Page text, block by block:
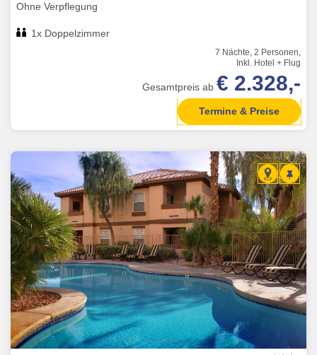
Ohne Verpflegung
1x Doppelzimmer
7 Nächte, 2 Personen,
Inkl. Hotel + Flug
Gesamtpreis ab € 2.328,-
Termine & Preise